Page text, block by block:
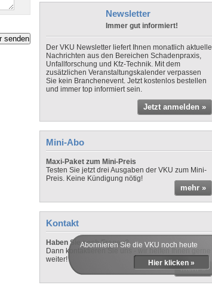
Newsletter
Immer gut informiert!
Der VKU Newsletter liefert Ihnen monatlich aktuelle
Nachrichten aus den Bereichen Schadenpraxis,
Unfallforschung und Kfz-Technik. Mit dem
zusätzlichen Veranstaltungskalender verpassen
Sie kein Branchenevent. Jetzt kostenlos bestellen
und immer top informiert sein.
Jetzt anmelden »
Mini-Abo
Maxi-Paket zum Mini-Preis
Testen Sie jetzt drei Ausgaben der VKU zum Mini-
Preis. Keine Kündigung nötig!
mehr »
Kontakt
Haben Sie noch Fragen?
Dann kontaktieren Sie uns - wir helfen Ihnen gerne
weiter!
mehr »
Abonnieren Sie die VKU noch heute
Hier klicken »